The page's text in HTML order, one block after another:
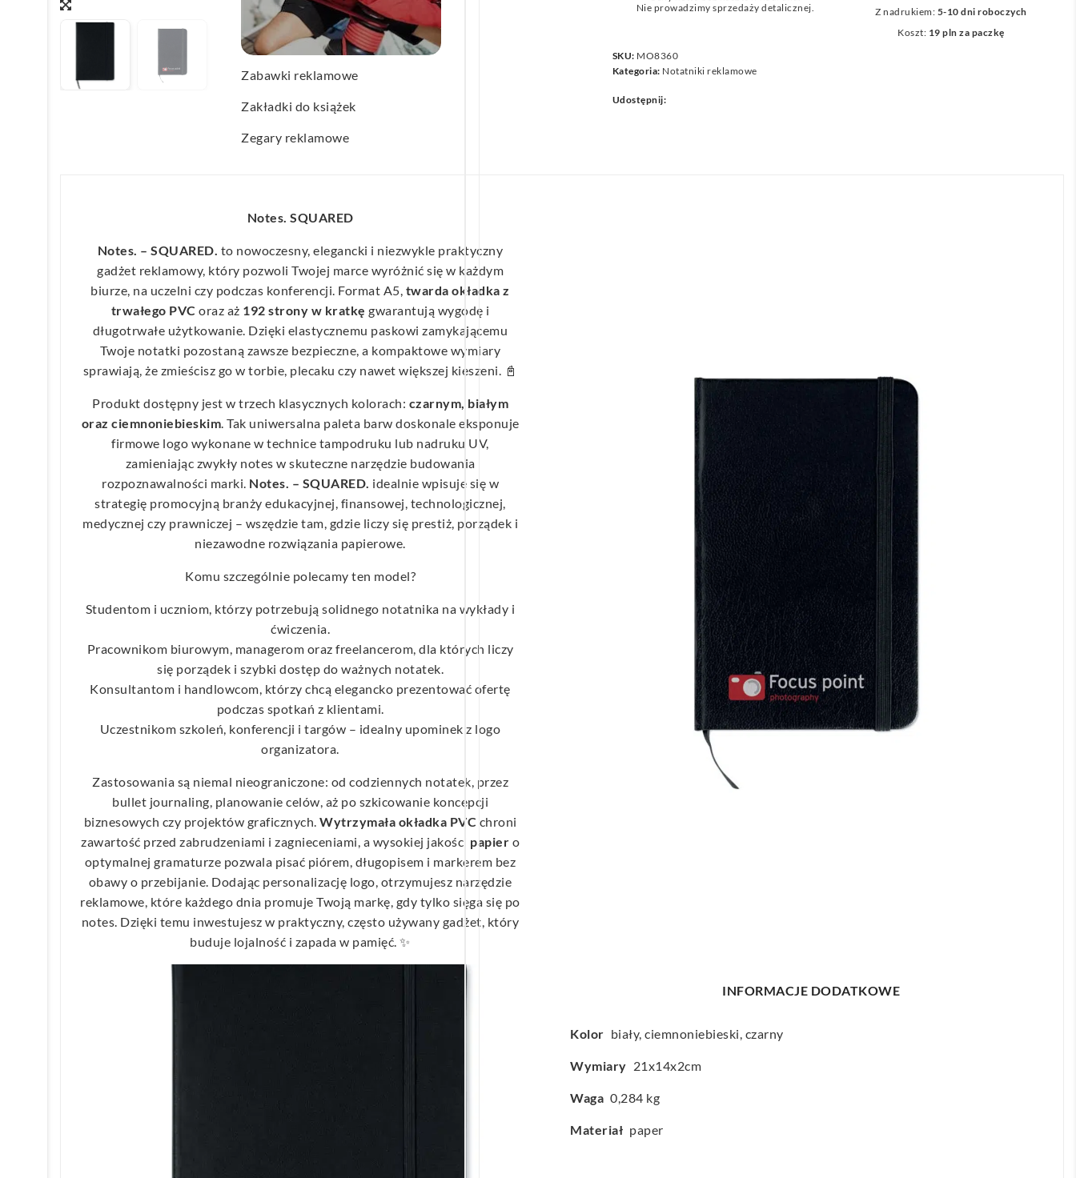
Wachlarze reklamowe
Wagi kuchenne
Zabawki reklamowe
Zakładki do książek
Zegary reklamowe
Nie prowadzimy sprzedaży detalicznej.
Z nadrukiem: 5-10 dni roboczych
Koszt: 19 pln za paczkę
SKU: MO8360
Kategoria: Notatniki reklamowe
Udostępnij:
Notes. SQUARED
Notes. – SQUARED. to nowoczesny, elegancki i niezwykle praktyczny
gadżet reklamowy, który pozwoli Twojej marce wyróżnić się w każdym
biurze, na uczelni czy podczas konferencji. Format A5, twarda okładka z
trwałego PVC oraz aż 192 strony w kratkę gwarantują wygodę i
długotrwałe użytkowanie. Dzięki elastycznemu paskowi zamykającemu
Twoje notatki pozostaną zawsze bezpieczne, a kompaktowe wymiary
sprawiają, że zmieścisz go w torbie, plecaku czy nawet większej kieszeni. 📓
Produkt dostępny jest w trzech klasycznych kolorach: czarnym, białym
oraz ciemnoniebieskim. Tak uniwersalna paleta barw doskonale eksponuje
firmowe logo wykonane w technice tampodruku lub nadruku UV,
zamieniając zwykły notes w skuteczne narzędzie budowania
rozpoznawalności marki. Notes. – SQUARED. idealnie wpisuje się w
strategię promocyjną branży edukacyjnej, finansowej, technologicznej,
medycznej czy prawniczej – wszędzie tam, gdzie liczy się prestiż, porządek i
niezawodne rozwiązania papierowe.
Komu szczególnie polecamy ten model?
Studentom i uczniom, którzy potrzebują solidnego notatnika na wykłady i
ćwiczenia.
Pracownikom biurowym, managerom oraz freelancerom, dla których liczy
się porządek i szybki dostęp do ważnych notatek.
Konsultantom i handlowcom, którzy chcą elegancko prezentować ofertę
podczas spotkań z klientami.
Uczestnikom szkoleń, konferencji i targów – idealny upominek z logo
organizatora.
Zastosowania są niemal nieograniczone: od codziennych notatek, przez
bullet journaling, planowanie celów, aż po szkicowanie koncepcji
biznesowych czy projektów graficznych. Wytrzymała okładka PVC chroni
zawartość przed zabrudzeniami i zagnieceniami, a wysokiej jakości papier o
optymalnej gramaturze pozwala pisać piórem, długopisem i markerem bez
obawy o przebijanie. Dodając personalizację logo, otrzymujesz narzędzie
reklamowe, które każdego dnia promuje Twoją markę, gdy tylko sięga się po
notes. Dzięki temu inwestujesz w praktyczny, często używany gadżet, który
buduje lojalność i zapada w pamięć. ✨
INFORMACJE DODATKOWE
Kolor biały, ciemnoniebieski, czarny
Wymiary 21x14x2cm
Waga 0,284 kg
Materiał paper